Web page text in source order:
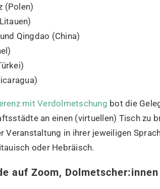
(Polen)
Qingdao (China)
mit Verdolmetschung bot die
an einen (virtuellen) Tisch zu
Veranstaltung in ihrer jeweiligen
oder Hebräisch.
auf Zoom,